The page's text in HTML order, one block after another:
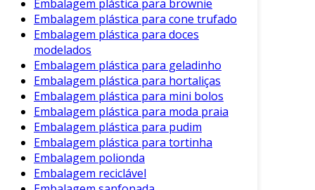
maximiza-se a durabilidade e a eficiência do
material.
Conclusão
A adoção de embalagens de papel
biodegradável é uma aposta no futuro
sustentável. Essa solução não apenas atende à
crescente demanda por produtos ecológicos,
mas também oferece benefícios práticos para
empresas e consumidores.
Embalagem plástica para brownie
Embalagem plástica para cone trufado
Embalagem plástica para doces
modelados
Embalagem plástica para geladinho
Embalagem plástica para hortaliças
Embalagem plástica para mini bolos
Embalagem plástica para moda praia
Embalagem plástica para pudim
Embalagem plástica para tortinha
Embalagem polionda
Embalagem reciclável